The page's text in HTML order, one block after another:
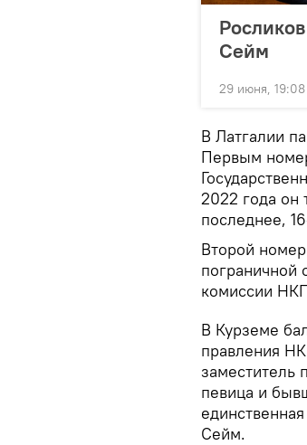
Сейм
29 июня, 19:08
В Латгалии
Первым
2022 года он
последнее,
Второй
комиссии
В Курземе
правления
заместитель
певица и
Сейм.